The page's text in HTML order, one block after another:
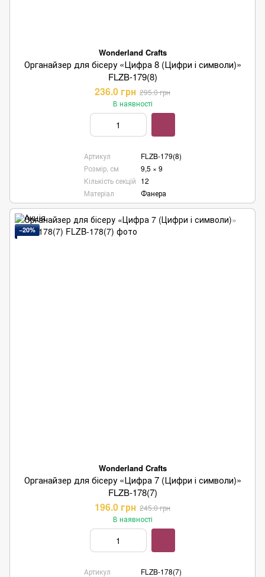
Wonderland Crafts
Органайзер для бісеру «Цифра 8 (Цифри і символи)»
FLZB-179(8)
236.0 грн 295.0 грн
В наявності
Артикул
FLZB-179(8)
Розмір, см
9,5 × 9
Кількість секцій 12
Матеріал
Фанера
−20%
Wonderland Crafts
Органайзер для бісеру «Цифра 7 (Цифри і символи)»
FLZB-178(7)
196.0 грн 245.0 грн
В наявності
Артикул
FLZB-178(7)